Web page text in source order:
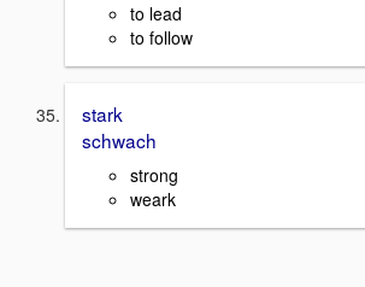
to lead
to follow
stark
schwach
strong
weark